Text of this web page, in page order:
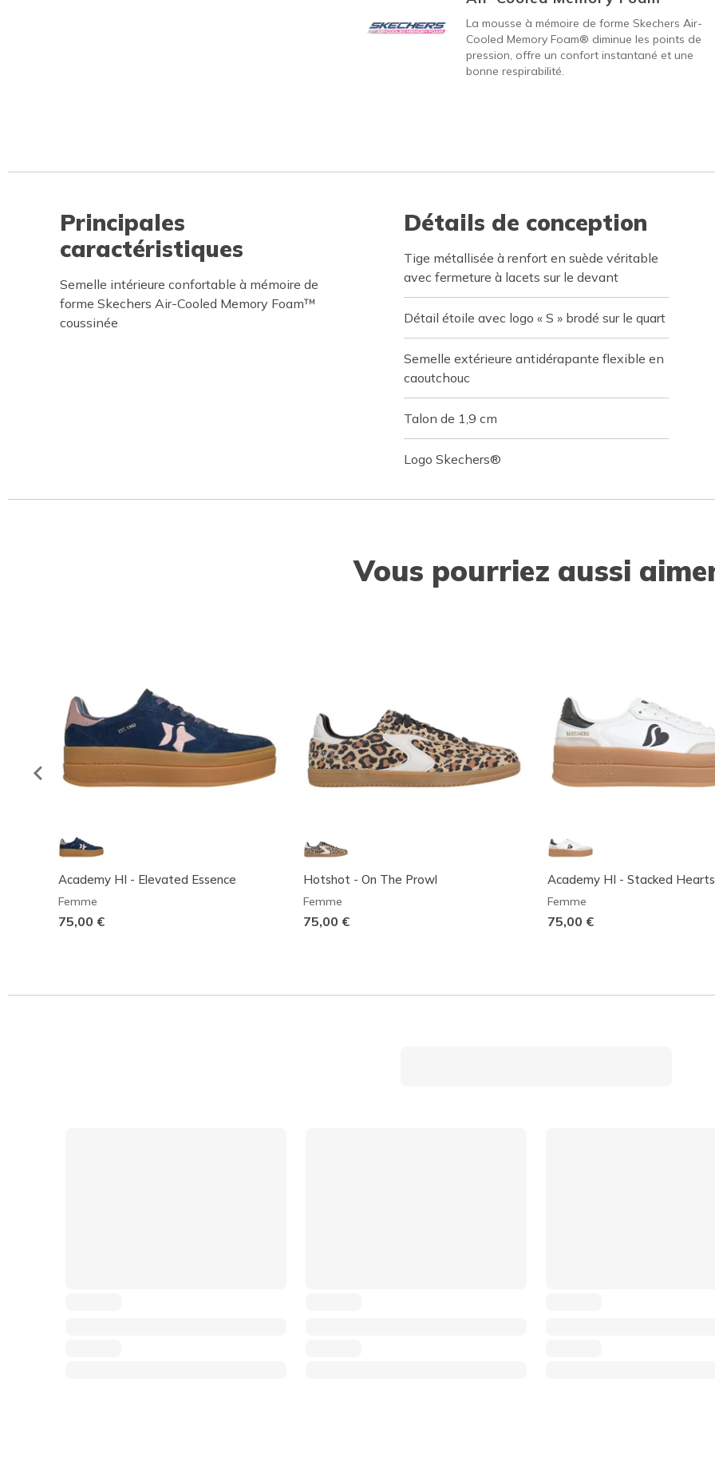
La mousse à mémoire de forme Skechers Air-
Cooled Memory Foam® diminue les points de
pression, offre un confort instantané et une
bonne respirabilité.
Principales
caractéristiques
Semelle intérieure confortable à mémoire de
forme Skechers Air-Cooled Memory Foam™
coussinée
Détails de conception
Tige métallisée à renfort en suède véritable
avec fermeture à lacets sur le devant
Détail étoile avec logo « S » brodé sur le quart
Semelle extérieure antidérapante flexible en
caoutchouc
Talon de 1,9 cm
Logo Skechers®
Vous pourriez aussi
Academy HI - Elevated Essence
Femme
75,00 €
Hotshot - On The Prowl
Femme
75,00 €
Academy HI - Stacked Hearts
Femme
75,00 €